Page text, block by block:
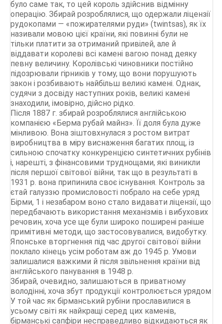
було саме так, то цей король здійснив відмінну
операцію. Збирай розроблялися, що одержали ліцензії
рудокопами — «пожирателями руди» (twintsas), як їх
називали мовою цієї країни, які повинні були не
тільки платити за отриманий привілей, але й
віддавати королеві всі камені вагою понад деяку
певну величину. Королівські чиновники постійно
підозрювали гірників у тому, що вони порушують
закон і розбивають найбільш великі камені. Однак,
судячи з досвіду наступних років, великі камені
знаходили, імовірно, дійсно рідко.
Після 1887 г. збирай розроблялися англійською
компанією «Берма рубай майнз». Її доля була дуже
мінливою. Вона зіштовхнулася з ростом витрат
виробництва в міру виснаження багатих площ, із
сильною спочатку конкуренцією синтетичних рубінів
і, нарешті, з фінансовими труднощами, які виникли
після першої світової війни, так що в результаті в
1931 р. вона припинила своє існування. Контроль за
єтай галуззю промисловості побрало на себе уряд
Бірми, 1 і незабаром воно стало видавати ліцензії, що
передбачають використання механізмів і вибухових
речовин, хоча усе ще були широко поширені раніше
примітивні методи, що застосовувалися, видобутку.
Японське вторгнення під час другої світової війни
поклало кінець усім роботам аж до 1945 р. Умови
залишалися важкими й після звільнення країни від
англійського панування в 1948 р.
Збирай, очевидно, залишаються в приватному
володінні, хоча збут продукції контролюється урядом
У той час як бірманський рубіни прославилися в
усьому світі як найкращі серед цих каменів,
бірманські сапфіри несправедливо відкидаються як